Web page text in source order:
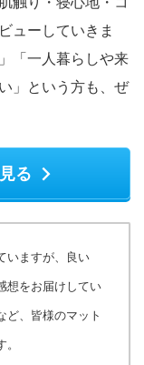
ューしていきま
「一人暮らしや来
」という方も、ぜ
る
いますが、良い
想をお届けしてい
ど、皆様のマット